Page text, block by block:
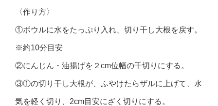
〈作り方〉
①ボウルに水をたっぷり入れ、切り干し大根を戻す。
※約10分目安
②にんじん・油揚げを２cm位幅の千切りにする。
③①の切り干し大根が、ふやけたらザルに上げて、水
気を軽く切り、2cm目安にざく切りにする。